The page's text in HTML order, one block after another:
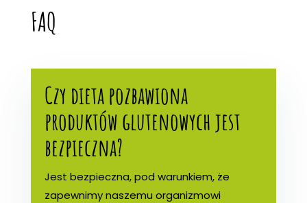
FAQ
Czy dieta pozbawiona
produktów glutenowych jest
bezpieczna?
Jest bezpieczna, pod warunkiem, że
zapewnimy naszemu organizmowi